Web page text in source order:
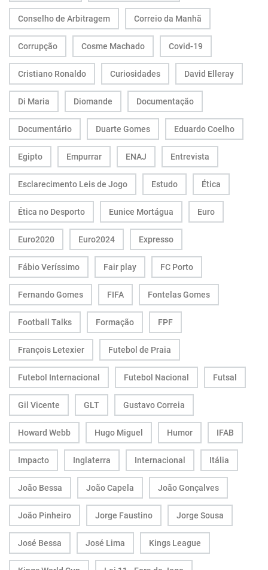
Conselho de Arbitragem Correio da Manhã
Corrupção Cosme Machado Covid-19
Cristiano Ronaldo Curiosidades David Elleray
Di Maria Diomande Documentação
Documentário Duarte Gomes Eduardo Coelho
Egipto Empurrar ENAJ Entrevista
Esclarecimento Leis de Jogo Estudo Ética
Ética no Desporto Eunice Mortágua Euro
Euro2020 Euro2024 Expresso
Fábio Veríssimo Fair play FC Porto
Fernando Gomes FIFA Fontelas Gomes
Football Talks Formação FPF
François Letexier Futebol de Praia
Futebol Internacional Futebol Nacional Futsal
Gil Vicente GLT Gustavo Correia
Howard Webb Hugo Miguel Humor IFAB
Impacto Inglaterra Internacional Itália
João Bessa João Capela João Gonçalves
João Pinheiro Jorge Faustino Jorge Sousa
José Bessa José Lima Kings League